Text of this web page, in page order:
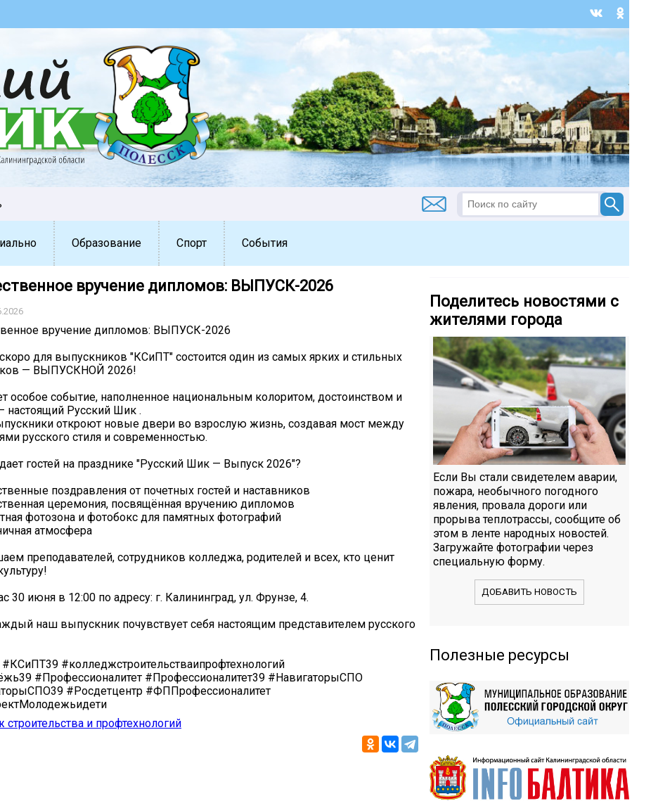
Образование Спорт События
вручение дипломов: ВЫПУСК-2026
вручение дипломов: ВЫПУСК-2026
для выпускников "КСиПТ" состоится один из самых ярких и стильных
— ВЫПУСКНОЙ 2026!
особое событие, наполненное национальным колоритом, достоинством и
настоящий Русский Шик .
откроют новые двери во взрослую жизнь, создавая мост между
русского стиля и современностью.
гостей на празднике "Русский Шик — Выпуск 2026"?
поздравления от почетных гостей и наставников
церемония, посвящённая вручению дипломов
фотозона и фотобокс для памятных фотографий
атмосфера
преподавателей, сотрудников колледжа, родителей и всех, кто ценит
30 июня в 12:00 по адресу: г. Калининград, ул. Фрунзе, 4.
наш выпускник почувствует себя настоящим представителем русского
#колледжстроительстваипрофтехнологий
#Профессионалитет #Профессионалитет39 #НавигаторыСПО
#Росдетцентр #ФППрофессионалитет
и профтехнологий
Поделитесь новостями с
жителями города
Если Вы стали свидетелем аварии,
пожара, необычного погодного
явления, провала дороги или
прорыва теплотрассы, сообщите об
этом в ленте народных новостей.
Загружайте фотографии через
специальную форму.
ДОБАВИТЬ НОВОСТЬ
Полезные ресурсы